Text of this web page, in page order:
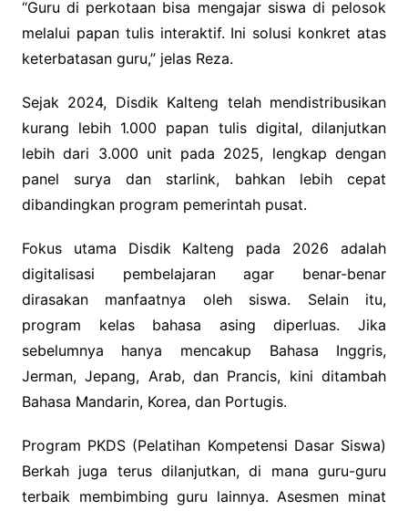
“Guru di perkotaan bisa mengajar siswa di pelosok
melalui papan tulis interaktif. Ini solusi konkret atas
keterbatasan guru,” jelas Reza.
Sejak 2024, Disdik Kalteng telah mendistribusikan
kurang lebih 1.000 papan tulis digital, dilanjutkan
lebih dari 3.000 unit pada 2025, lengkap dengan
panel surya dan starlink, bahkan lebih cepat
dibandingkan program pemerintah pusat.
Fokus utama Disdik Kalteng pada 2026 adalah
digitalisasi pembelajaran agar benar-benar
dirasakan manfaatnya oleh siswa. Selain itu,
program kelas bahasa asing diperluas. Jika
sebelumnya hanya mencakup Bahasa Inggris,
Jerman, Jepang, Arab, dan Prancis, kini ditambah
Bahasa Mandarin, Korea, dan Portugis.
Program PKDS (Pelatihan Kompetensi Dasar Siswa)
Berkah juga terus dilanjutkan, di mana guru-guru
terbaik membimbing guru lainnya. Asesmen minat